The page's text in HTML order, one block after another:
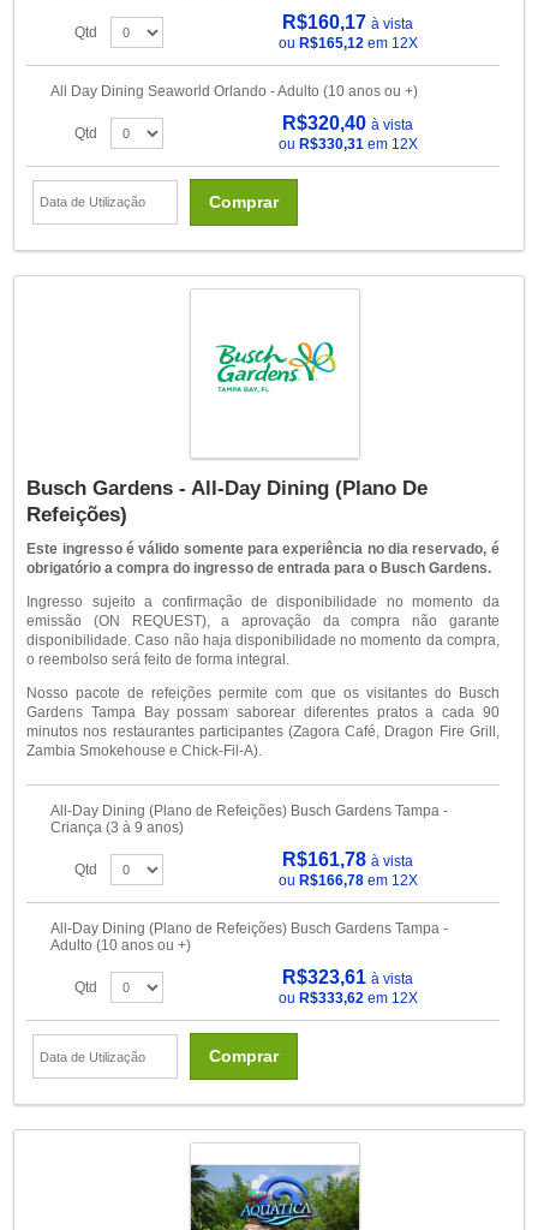
Qtd R$160,17à vista
ou R$165,12 em 12X
All Day Dining Seaworld Orlando - Adulto (10 anos ou +)
Qtd R$320,40à vista
ou R$330,31em 12X
Comprar
Busch Gardens - All-Day Dining (Plano De
Refeições)
Este ingresso é válido somente para experiência no dia reservado, é
obrigatório a compra do ingresso de entrada para o Busch Gardens.
Ingresso sujeito a confirmação de disponibilidade no momento da
emissão (ON REQUEST), a aprovação da compra não garante
disponibilidade. Caso não haja disponibilidade no momento da compra,
o reembolso será feito de forma integral.
Nosso pacote de refeições permite com que os visitantes do Busch
Gardens Tampa Bay possam saborear diferentes pratos a cada 90
minutos nos restaurantes participantes (Zagora Café, Dragon Fire Grill,
Zambia Smokehouse e Chick-Fil-A).
All-Day Dining (Plano de Refeições) Busch Gardens Tampa -
Criança (3 à 9 anos)
Qtd R$161,78à vista
ou R$166,78em 12X
All-Day Dining (Plano de Refeições) Busch Gardens Tampa -
Adulto (10 anos ou +)
Qtd R$323,61à vista
ou R$333,62em 12X
Comprar